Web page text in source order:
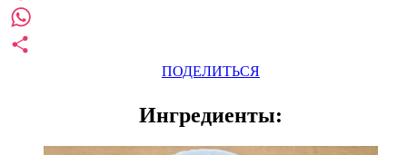
ПОДЕЛИТЬСЯ
Ингредиенты: